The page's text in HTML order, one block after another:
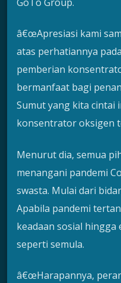
â€œApresiasi kami
atas perhatiannya
pemberian
bermanfaat bagi
Sumut yang kita cintai
konsentrator oksigen
Menurut dia, semua
menangani pandemi
swasta. Mulai dari
Apabila pandemi
keadaan sosial
seperti semula.
â€œHarapannya,